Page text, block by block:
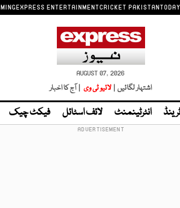
EXPRESS ENTERTAINMENTCRICKET PAKISTAN
AUGUST 07, 2026
اشتہار لگائیں | لائیو ٹی وی | آج کا اخبار
انٹرٹینمنٹ لائف اسٹائل فیکٹ چیک